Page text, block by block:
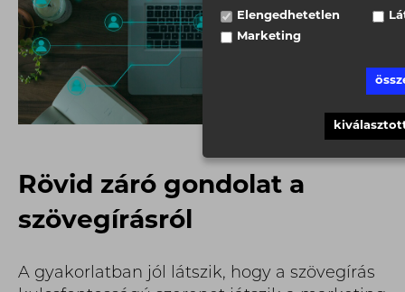
Rövid záró gondolat a
szövegírásról
A gyakorlatban jól látszik, hogy a szövegírás
Elengedhetetlen
Marketing